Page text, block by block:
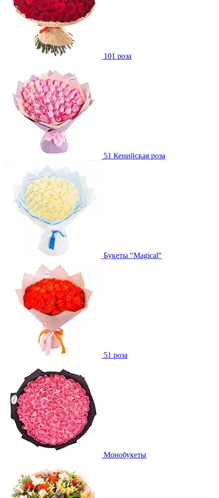
101 роза
51 Кенийская роза
Букеты "Magical"
51 роза
Монобукеты